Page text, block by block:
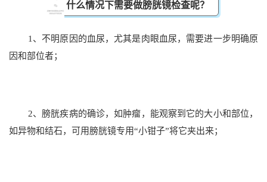
什么情况下需要做膀胱镜检查呢？
1、不明原因的血尿，尤其是肉眼血尿，需要进一步明确原
因和部位者；
2、膀胱疾病的确诊，如肿瘤，能观察到它的大小和部位，
如异物和结石，可用膀胱镜专用“小钳子”将它夹出来；